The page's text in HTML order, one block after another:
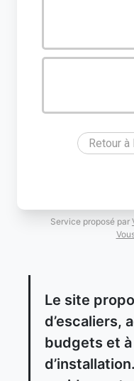
Retour
Service proposé par
Le site
d’escaliers,
budgets et